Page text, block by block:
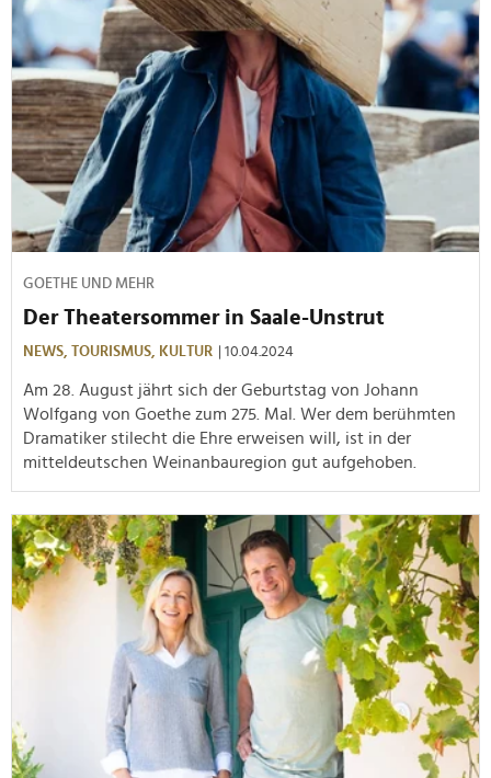
GOETHE UND MEHR
Der Theatersommer in Saale-Unstrut
NEWS, TOURISMUS, KULTUR | 10.04.2024
Am 28. August jährt sich der Geburtstag von Johann
Wolfgang von Goethe zum 275. Mal. Wer dem berühmten
Dramatiker stilecht die Ehre erweisen will, ist in der
mitteldeutschen Weinanbauregion gut aufgehoben.